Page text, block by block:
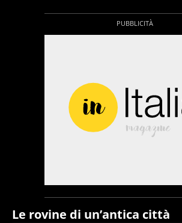
Le rovine di un’antica città